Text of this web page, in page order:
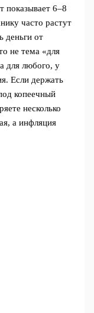
показывает 6–8
часто растут
деньги от
не тема «для
для любого, у
Если держать
копеечный
несколько
а инфляция